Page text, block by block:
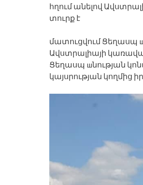
հղում անելով
տուրք է
մատուցվում Ցեղասպ
Ավստրալիայի
Ցեղասպ шնության
կայսրության կողմից